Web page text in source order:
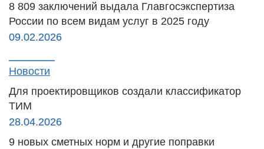
8 809 заключений выдала Главгосэкспертиза
России по всем видам услуг в 2025 году
09.02.2026
Новости
Для проектировщиков создали классификатор
ТИМ
28.04.2026
9 новых сметных норм и другие поправки